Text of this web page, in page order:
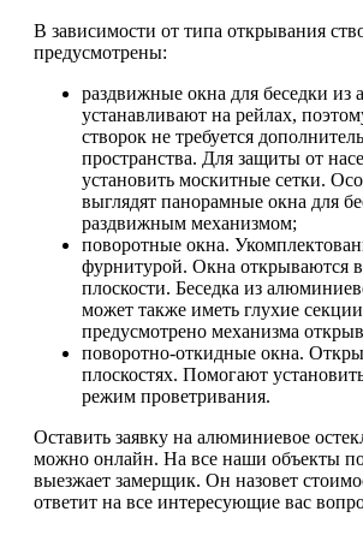
В зависимости от типа открывания
предусмотрены:
раздвижные окна для беседки
устанавливают на рейлах,
створок не требуется
пространства. Для защиты от
установить москитные сетки.
выглядят панорамные окна для
раздвижным механизмом;
поворотные окна.
фурнитурой. Окна открываются
плоскости. Беседка из
может также иметь глухие
предусмотрено механизма
поворотно-откидные окна.
плоскостях. Помогают
режим проветривания.
Оставить заявку на алюминиевое
можно онлайн. На все наши объекты
выезжает замерщик. Он назовет
ответит на все интересующие вас